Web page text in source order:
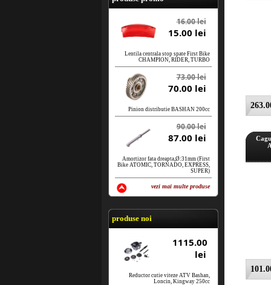
16.00 lei
15.00 lei
Lentila centrala stop spate First Bike
CHAMPION, RIDER, TURBO
73.00 lei
70.00 lei
Pinion distributie BASHAN 200cc
90.00 lei
87.00 lei
Amortizor fata dreapta,Ø:31mm (First
Bike ATOMIC, TORNADO, EXPRESS,
SUPER)
vezi mai multe produse
vezi produse
produse noi
1115.00
lei
Reductor cutie viteze ATV Bashan,
Loncin, Kingway 250cc